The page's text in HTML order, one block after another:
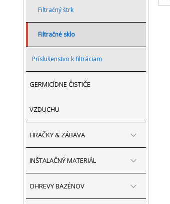
Filtračný štrk
Filtračné sklo
Príslušenstvo k filtráciam
GERMICÍDNE ČISTIČE
VZDUCHU
HRAČKY & ZÁBAVA
INŠTALAČNÝ MATERIÁL
OHREVY BAZÉNOV